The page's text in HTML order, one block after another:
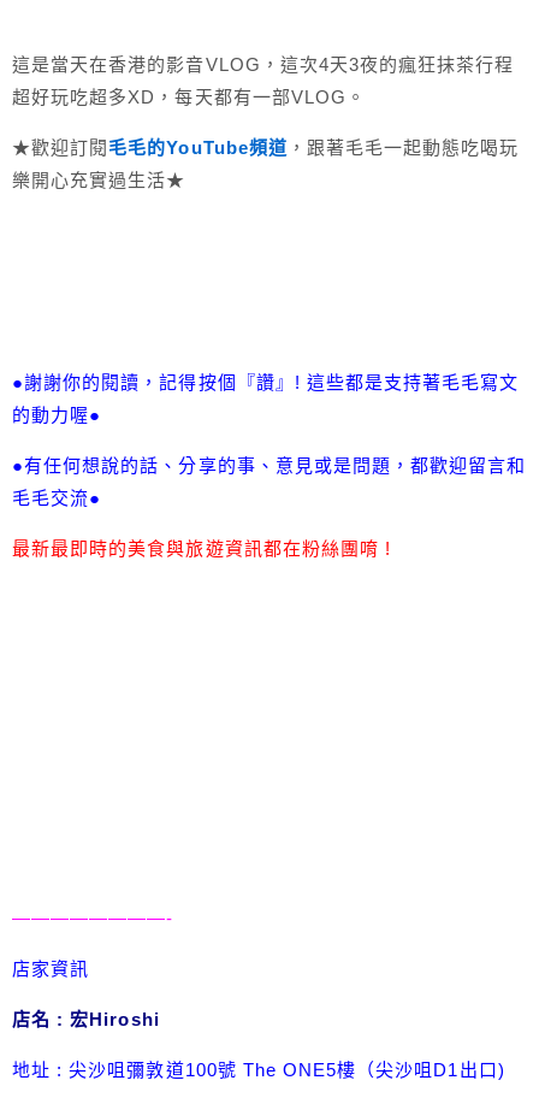
這是當天在香港的影音VLOG，這次4天3夜的瘋狂抹茶行程
超好玩吃超多XD，每天都有一部VLOG。
★歡迎訂閱 毛毛的YouTube頻道 ，跟著毛毛一起動態吃喝玩
樂開心充實過生活★
●謝謝你的閱讀，記得按個『讚』! 這些都是支持著毛毛寫文
的動力喔●
●有任何想說的話、分享的事、意見或是問題，都歡迎留言和
毛毛交流●
最新最即時的美食與旅遊資訊都在粉絲團唷 !
————————-
店家資訊
店名 : 宏Hiroshi
地址 : 尖沙咀彌敦道100號 The ONE5樓（尖沙咀D1出口)